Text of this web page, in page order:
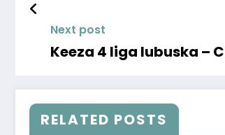
Next post
Keeza 4 liga lubuska –
RELATED POSTS